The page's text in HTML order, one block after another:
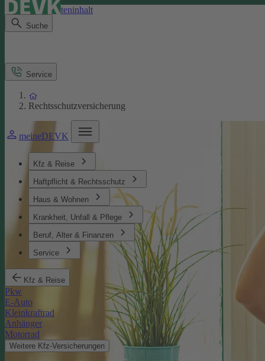
Direkt zum Seiteninhalt
Suche
meineDEVK
Kfz & Reise
Haftpflicht & Rechtsschutz
Haus & Wohnen
Krankheit, Unfall & Pflege
Beruf, Alter & Finanzen
Service
Kfz & Reise
Pkw
E-Auto
Kleinkraftrad
Anhänger
Motorrad
Weitere Kfz-Versicherungen
Service
Rechtsschutzversicherung